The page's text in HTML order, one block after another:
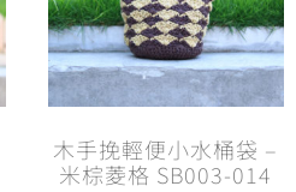
木手挽輕便小水桶袋 –
米棕菱格 SB003-014